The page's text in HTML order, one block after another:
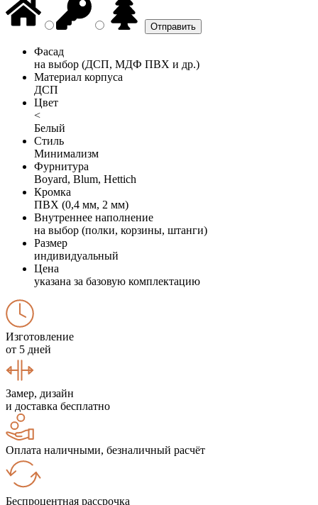
Фасад
на выбор (ДСП, МДФ ПВХ и др.)
Материал корпуса
ДСП
Цвет
<
Белый
Стиль
Минимализм
Фурнитура
Boyard, Blum, Hettich
Кромка
ПВХ (0,4 мм, 2 мм)
Внутреннее наполнение
на выбор (полки, корзины, штанги)
Размер
индивидуальный
Цена
указана за базовую комплектацию
Изготовление
от 5 дней
Замер, дизайн
и доставка бесплатно
Оплата наличными, безналичный расчёт
Беспроцентная рассрочка